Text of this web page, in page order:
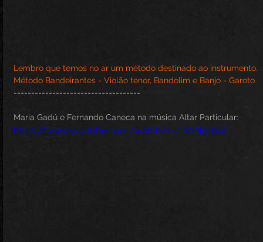
Lembro que temos no ar um método destinado ao instrumento.
Método Bandeirantes - Violão tenor, Bandolim e Banjo - Garoto
------------------------------------
Maria Gadú e Fernando Caneca na música Altar Particular:
https://www.youtube.com/watch?v=cl8ANg1bii8